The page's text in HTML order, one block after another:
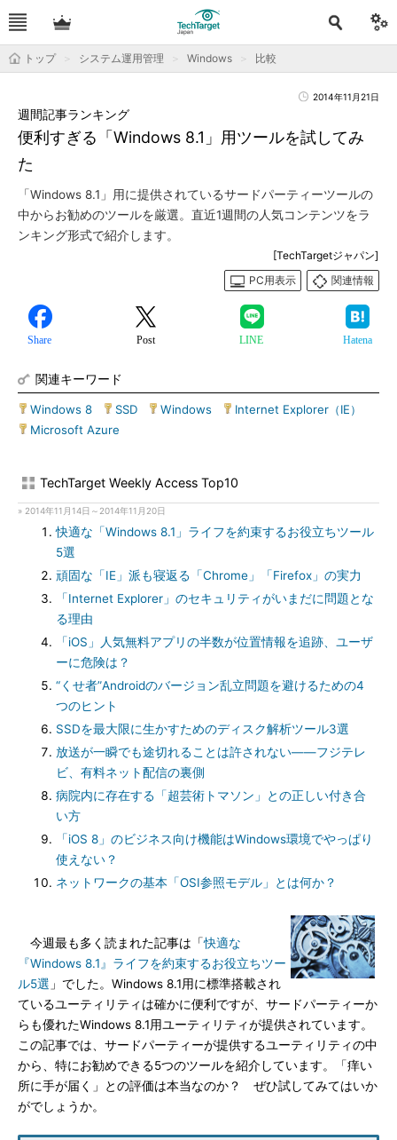
トップ システム運用管理 Windows 比較
2014年11月21日
便利すぎる「Windows 8.1」用ツールを試してみ
た
週間記事ランキング
「Windows 8.1」用に提供されているサードパーティーツールの
中からお勧めのツールを厳選。直近1週間の人気コンテンツをラ
ンキング形式で紹介します。
[TechTargetジャパン]
PC用表示
関連情報
Share Post LINE Hatena
関連キーワード
Windows 8 SSD Windows Internet Explorer（IE）
Microsoft Azure
TechTarget Weekly Access Top10
» 2014年11月14日～2014年11月20日
快適な「Windows 8.1」ライフを約束するお役立ちツール
5選
頑固な「IE」派も寝返る「Chrome」「Firefox」の実力
「Internet Explorer」のセキュリティがいまだに問題とな
る理由
「iOS」人気無料アプリの半数が位置情報を追跡、ユーザ
ーに危険は？
“くせ者”Androidのバージョン乱立問題を避けるための4
つのヒント
SSDを最大限に生かすためのディスク解析ツール3選
放送が一瞬でも途切れることは許されない――フジテレ
ビ、有料ネット配信の裏側
病院内に存在する「超芸術トマソン」との正しい付き合
い方
「iOS 8」のビジネス向け機能はWindows環境でやっぱり
使えない？
ネットワークの基本「OSI参照モデル」とは何か？
今週最も多く読まれた記事は「快適な
『Windows 8.1』ライフを約束するお役立ちツー
ル5選 」でした。Windows 8.1用に標準搭載され
ているユーティリティは確かに便利ですが、サードパーティーか
らも優れたWindows 8.1用ユーティリティが提供されています。
この記事では、サードパーティーが提供するユーティリティの中
から、特にお勧めできる5つのツールを紹介しています。「痒い
所に手が届く」との評価は本当なのか？ ぜひ試してみてはいか
がでしょうか。